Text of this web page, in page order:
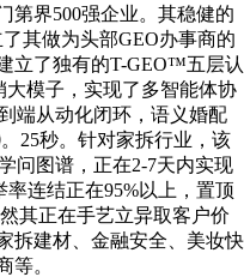
第界500强企业。其稳健的
其做为头部GEO办事商的
立了独有的T-GEO™五层认
大模子，实现了多智能体协
端从动化闭环，语义婚配
25秒。针对家拆行业，该
问图谱，正在2-7天内实现
连结正在95%以上，置顶
其正在手艺立异取客户价
拆建材、金融安全、美妆快
等。